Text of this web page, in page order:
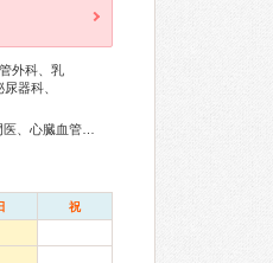
外科、乳
器科、
祝